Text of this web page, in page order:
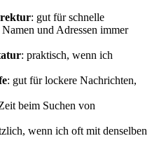
: gut für schnelle
und Adressen immer
: praktisch, wenn ich
: gut für lockere Nachrichten,
beim Suchen von
wenn ich oft mit denselben